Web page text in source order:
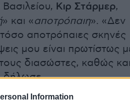
Information
Κιρ Στάρμερ,
» και «αποτρόπαιη». «Δεν
αποτρόπαιες σκηνές
μου είναι πρωτίστως
διασώστες, καθώς και
δήλωσε.